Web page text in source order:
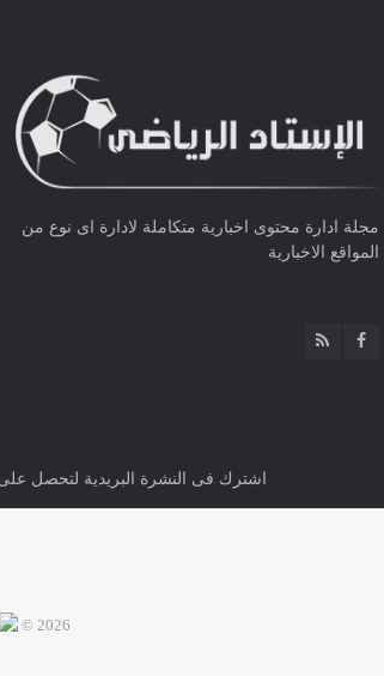
مجلة ادارة محتوى اخبارية متكاملة لادارة اى نوع من
المواقع الاخبارية
اشترك فى النشرة البريدية لتحصل على
2026 ©